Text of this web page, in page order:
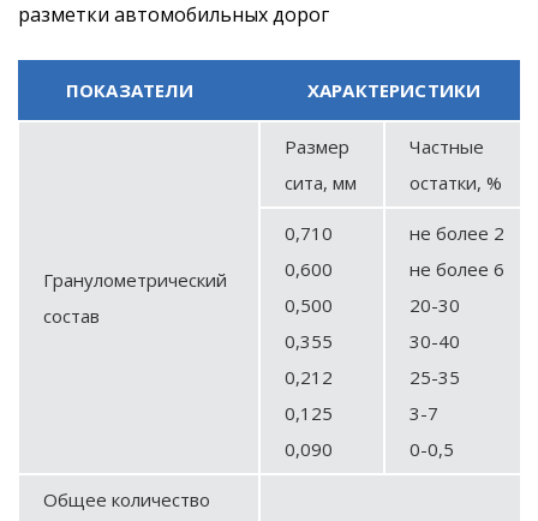
разметки автомобильных дорог
ПОКАЗАТЕЛИ ХАРАКТЕРИСТИКИ
Гранулометрический
состав
Размер
сита, мм
Частные
остатки, %
0,710
0,600
0,500
0,355
0,212
0,125
0,090
не более 2
не более 6
20-30
30-40
25-35
3-7
0-0,5
Общее количество